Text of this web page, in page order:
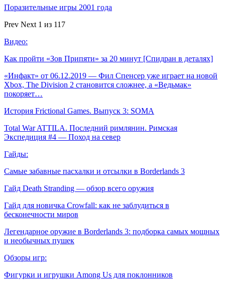
Поразительные игры 2001 года
Prev Next 1 из 117
Видео:
Как пройти «Зов Припяти» за 20 минут [Спидран в деталях]
«Инфакт» от 06.12.2019 — Фил Спенсер уже играет на новой
Xbox, The Division 2 становится сложнее, а «Ведьмак»
покоряет…
История Frictional Games. Выпуск 3: SOMA
Total War ATTILA. Последний римлянин. Римская
Экспедиция #4 — Поход на север
Гайды:
Самые забавные пасхалки и отсылки в Borderlands 3
Гайд Death Stranding — обзор всего оружия
Гайд для новичка Crowfall: как не заблудиться в
бесконечности миров
Легендарное оружие в Borderlands 3: подборка самых мощных
и необычных пушек
Обзоры игр:
Фигурки и игрушки Among Us для поклонников